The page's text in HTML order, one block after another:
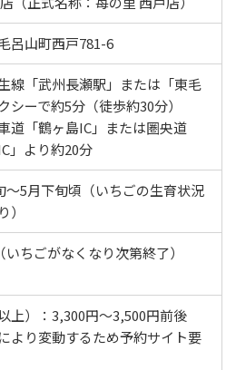
呂山町西戸781-6
線「武州長瀬駅」または「東毛
シーで約5分（徒歩約30分）
道「鶴ヶ島IC」または圏央道
」より約20分
～5月下旬頃（いちごの生育状況
いちごがなくなり次第終了）
上）：3,300円～3,500円前後
より変動するため予約サイト要